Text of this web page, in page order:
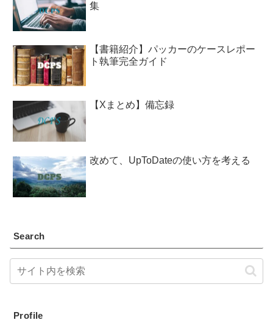
集
【書籍紹介】パッカーのケースレポー
ト執筆完全ガイド
【Xまとめ】備忘録
改めて、UpToDateの使い方を考える
Search
Profile